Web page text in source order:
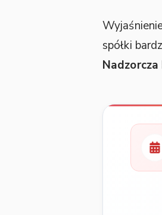
spółki
Nadzorcza